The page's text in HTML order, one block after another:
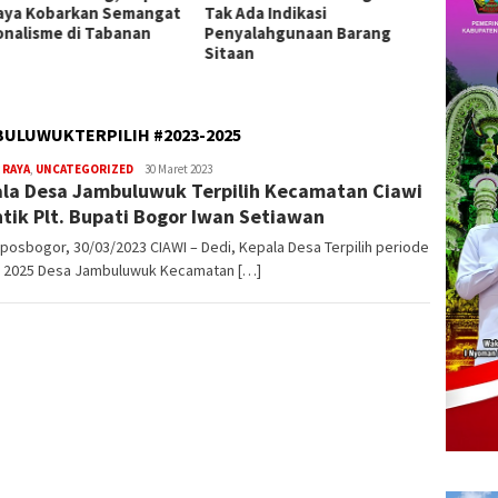
Indikasi
Barang
Pengobatan Gratis di Empat
Kecamatan Wujudkan
Pelayanan Kesehatan
2026
#2023-2025
, UNCATEGORIZED admin
30 Maret 2023
Desa Jambuluwuk Terpilih Kecamatan Ciawi
Plt. Bupati Bogor Iwan Setiawan
30/03/2023 CIAWI – Dedi, Kepala Desa Terpilih periode
2025 Desa Jambuluwuk Kecamatan […]